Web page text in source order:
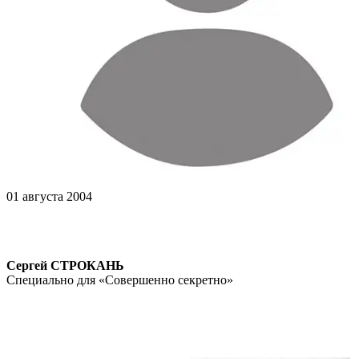
01 августа 2004
Сергей СТРОКАНЬ
Специально для «Совершенно секретно»